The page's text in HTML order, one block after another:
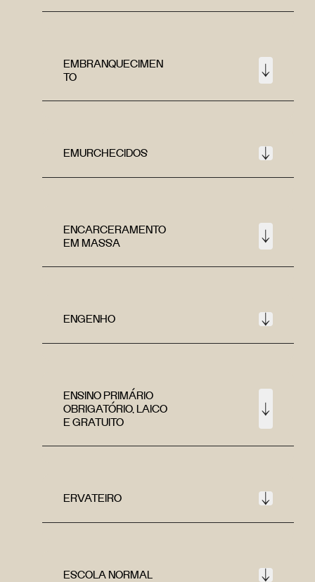
EMBRANQUECIMEN
TO
EMURCHECIDOS
ENCARCERAMENTO
EM MASSA
ENGENHO
ENSINO PRIMÁRIO
OBRIGATÓRIO, LAICO
E GRATUITO
ERVATEIRO
ESCOLA NORMAL